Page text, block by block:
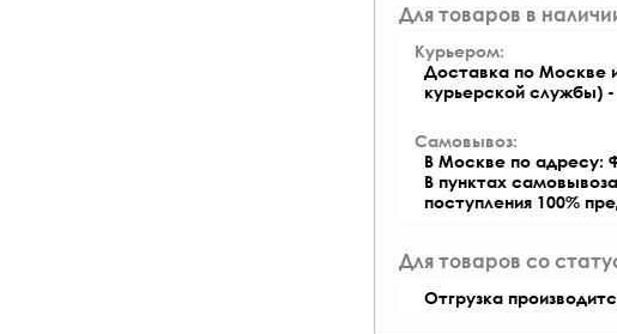
Для товаров в
Курьером:
Доставка по Москве
курьерской службы)
Самовывоз:
В Москве по адресу:
В пунктах
поступления 100%
Для товаров со
Отгрузка